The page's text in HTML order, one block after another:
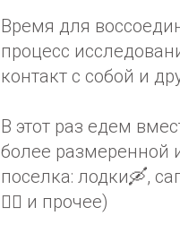
Время для
процесс
контакт с собой и
В этот раз едем
более размеренной
поселка: лодки🛶,
🏊🏻 и прочее)